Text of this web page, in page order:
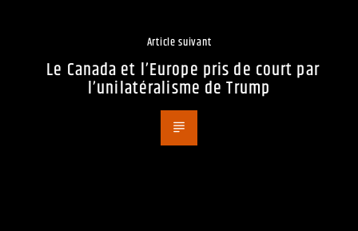
Article suivant
Le Canada et l’Europe pris de court par
l’unilatéralisme de Trump